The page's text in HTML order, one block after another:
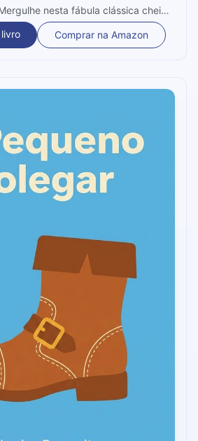
nesta fábula clássica cheia
e reviravoltas que provam que o
com inteligência!
Comprar na Amazon